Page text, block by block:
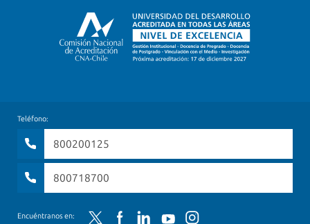
Teléfono:
800200125
800718700
Encuéntranos en: Twitter FacebookLinkedInYouTubeInstagram